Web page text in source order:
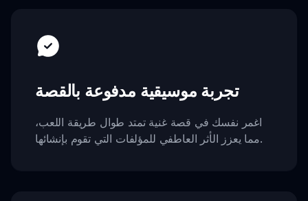
تجربة موسيقية مدفوعة بالقصة
اغمر نفسك في قصة غنية تمتد طوال طريقة اللعب،
مما يعزز الأثر العاطفي للمؤلفات التي تقوم بإنشائها.